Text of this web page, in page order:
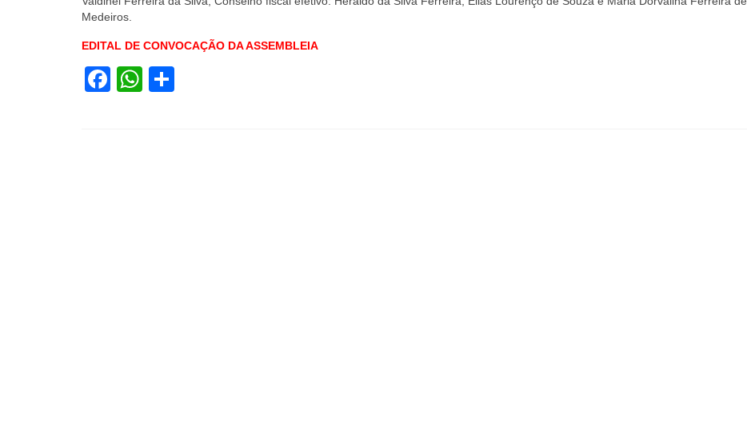
Medeiros.
EDITAL DE CONVOCAÇÃO DA ASSEMBLEIA
Facebook
WhatsApp